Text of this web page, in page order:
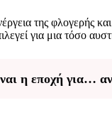
της φλογερής
για μια τόσο
η εποχή για…